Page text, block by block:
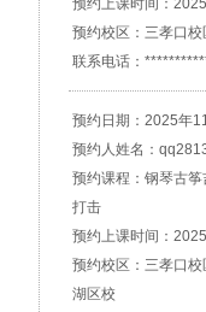
路，高一开始准备是
难易不同的科目.小
门乐器或者声乐。
油少年！我们学校有
了全省一百名左右。
要方法，再有自身
联系电话：
预约日期：2025年
预约课程：钢琴古筝
打击
预约上课时间：
预约校区：三孝口校
湖区校
联系电话：